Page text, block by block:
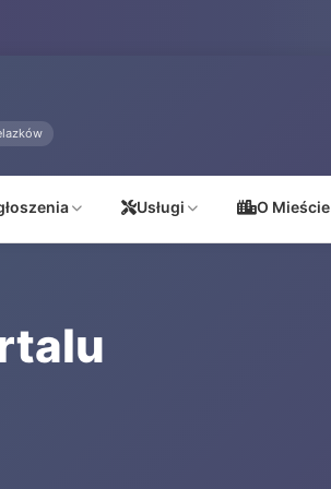
Usługi O Mieście